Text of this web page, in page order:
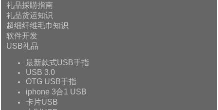
礼品採購指南
礼品货运知识
超细纤维毛巾知识
软件开发
USB礼品
最新款式USB手指
USB 3.0
OTG USB手指
iphone 3合1 USB
卡片USB